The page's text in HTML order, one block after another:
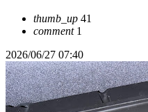
thumb_up 41
comment1
2026/06/27 07:40